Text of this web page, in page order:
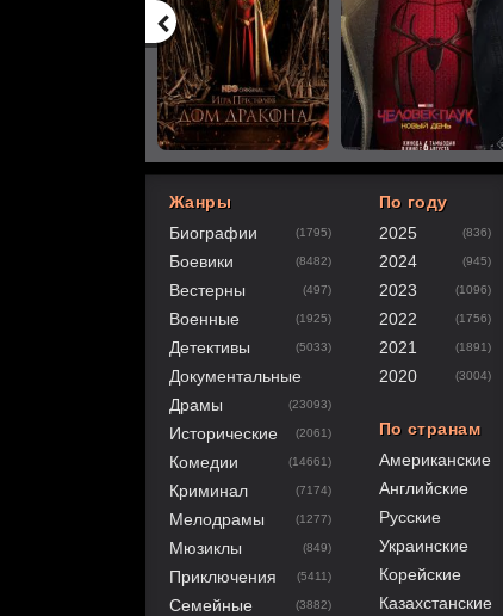
80
1 2 3 4
Жанры
Биографии
(1795)
Боевики (8482)
Вестерны (497)
Военные (1925)
Детективы (5033)
Документальные
Драмы
(23093)
Исторические (2061)
Комедии (14661)
Криминал (7174)
Мелодрамы (1277)
Мюзиклы (849)
Приключения (5411)
Семейные (3882)
По году
2025
(836)
2024 (945)
2023 (1096)
2022 (1756)
2021 (1891)
2020 (3004)
По странам
Американские
Английские
Русские
Украинские
Корейские
Казахстанские